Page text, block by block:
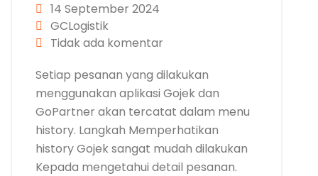
14 September 2024
GCLogistik
Tidak ada komentar
Setiap pesanan yang dilakukan
menggunakan aplikasi Gojek dan
GoPartner akan tercatat dalam menu
history. Langkah Memperhatikan
history Gojek sangat mudah dilakukan
Kepada mengetahui detail pesanan.